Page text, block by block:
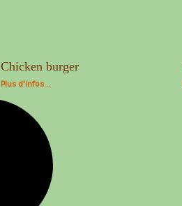
Chicken burger
Plus d'infos...